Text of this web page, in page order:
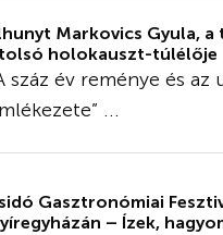
Markovics Gyula, a
holokauszt-túlélője
száz év reménye és
...
Gasztronómiai
– Ízek,